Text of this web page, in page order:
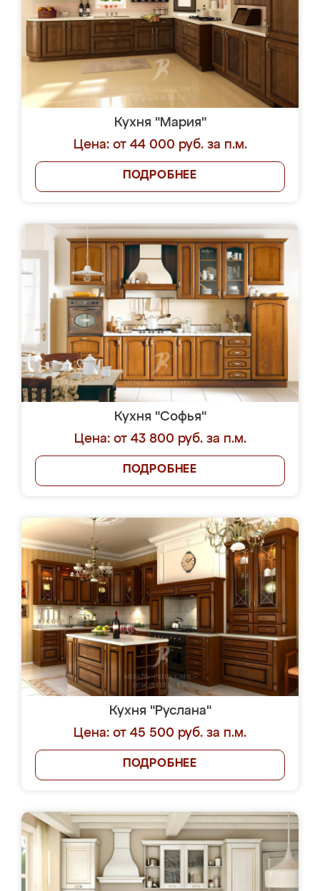
Кухня "Мария"
Цена: от 44 000 руб. за п.м.
ПОДРОБНЕЕ
Кухня "Софья"
Цена: от 43 800 руб. за п.м.
ПОДРОБНЕЕ
Кухня "Руслана"
Цена: от 45 500 руб. за п.м.
ПОДРОБНЕЕ